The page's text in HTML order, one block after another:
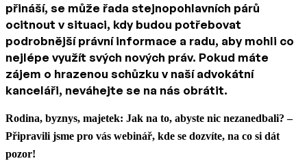
přináší, se může řada stejnopohlavních párů
ocitnout v situaci, kdy budou potřebovat
podrobnější právní informace a radu, aby mohli co
nejlépe využít svých nových práv. Pokud máte
zájem o hrazenou schůzku v naší advokátní
kanceláři, neváhejte se na nás obrátit.
Rodina, byznys, majetek: Jak na to, abyste nic nezanedbali? –
Připravili jsme pro vás webinář, kde se dozvíte, na co si dát
pozor!